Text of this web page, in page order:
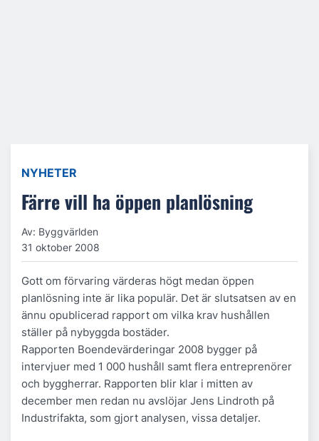
NYHETER
Färre vill ha öppen planlösning
Av: Byggvärlden
31 oktober 2008
Gott om förvaring värderas högt medan öppen
planlösning inte är lika populär. Det är slutsatsen av en
ännu opublicerad rapport om vilka krav hushållen
ställer på nybyggda bostäder.
Rapporten Boendevärderingar 2008 bygger på
intervjuer med 1 000 hushåll samt flera entreprenörer
och byggherrar. Rapporten blir klar i mitten av
december men redan nu avslöjar Jens Lindroth på
Industrifakta, som gjort analysen, vissa detaljer.